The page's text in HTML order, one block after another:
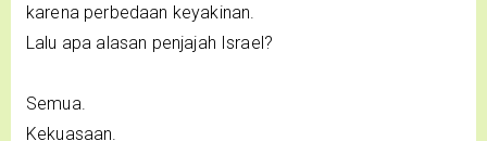
karena perbedaan keyakinan.
Lalu apa alasan penjajah Israel?
Semua.
Kekuasaan.